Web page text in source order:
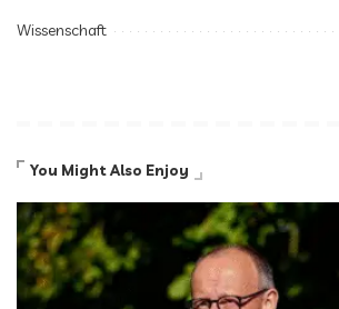
Wissenschaft
You Might Also Enjoy